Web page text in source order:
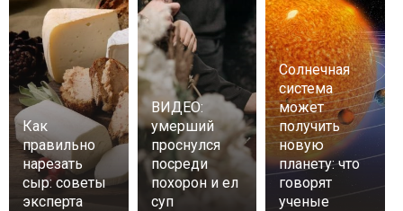
Как
правильно
нарезать
сыр: советы
эксперта
ВИДЕО:
умерший
проснулся
посреди
похорон и ел
суп
Солнечная
система
может
получить
новую
планету: что
говорят
ученые